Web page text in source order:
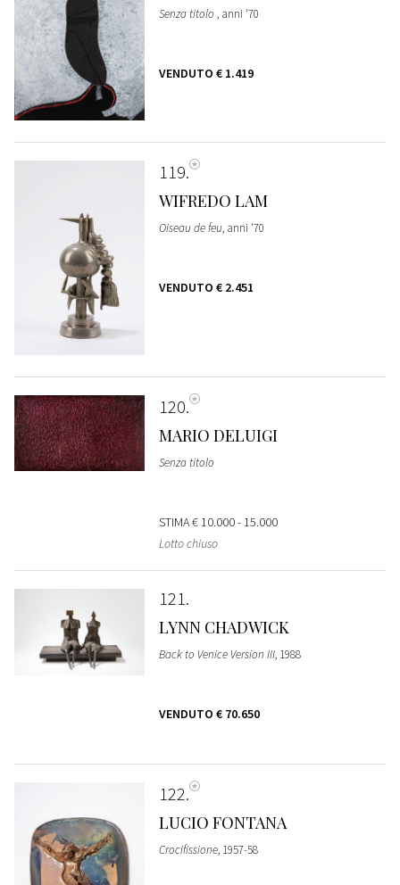
Senza titolo , anni '70
VENDUTO € 1.419
119
WIFREDO LAM
Oiseau de feu, anni '70
VENDUTO € 2.451
120
MARIO DELUIGI
Senza titolo
STIMA€ 10.000 - 15.000
Lotto chiuso
121
LYNN CHADWICK
Back to Venice Version III, 1988
VENDUTO € 70.650
122
LUCIO FONTANA
Crocifissione, 1957-58